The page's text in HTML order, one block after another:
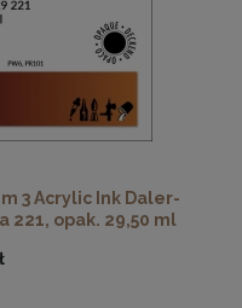
3 Acrylic Ink Daler-
221, opak. 29,50 ml